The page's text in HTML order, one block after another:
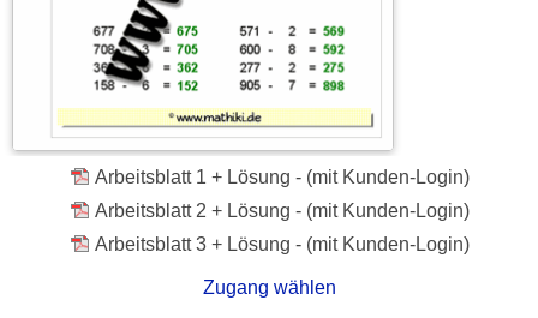
Arbeitsblatt 1 + Lösung - (mit Kunden-Login)
Arbeitsblatt 2 + Lösung - (mit Kunden-Login)
Arbeitsblatt 3 + Lösung - (mit Kunden-Login)
Zugang wählen